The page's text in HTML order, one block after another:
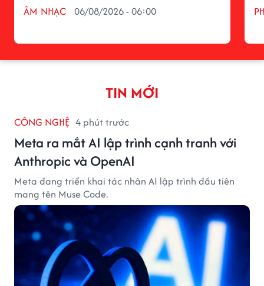
ÂM NHẠC 06/08/2026 - 06:00
TIN MỚI
CÔNG NGHỆ 4 phút trước
Meta ra mắt AI lập trình cạnh tranh với
Anthropic và OpenAI
Meta đang triển khai tác nhân AI lập trình đầu tiên
mang tên Muse Code.